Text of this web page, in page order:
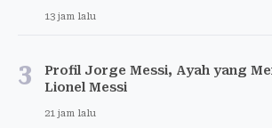
13 jam lalu
3
Profil Jorge Messi, Ayah yang
Lionel Messi
21 jam lalu